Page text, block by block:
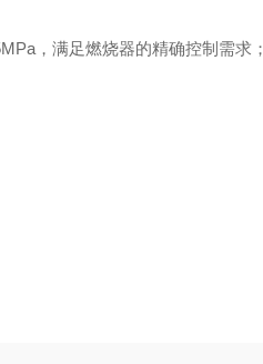
，满足燃烧器的精确控制需求；